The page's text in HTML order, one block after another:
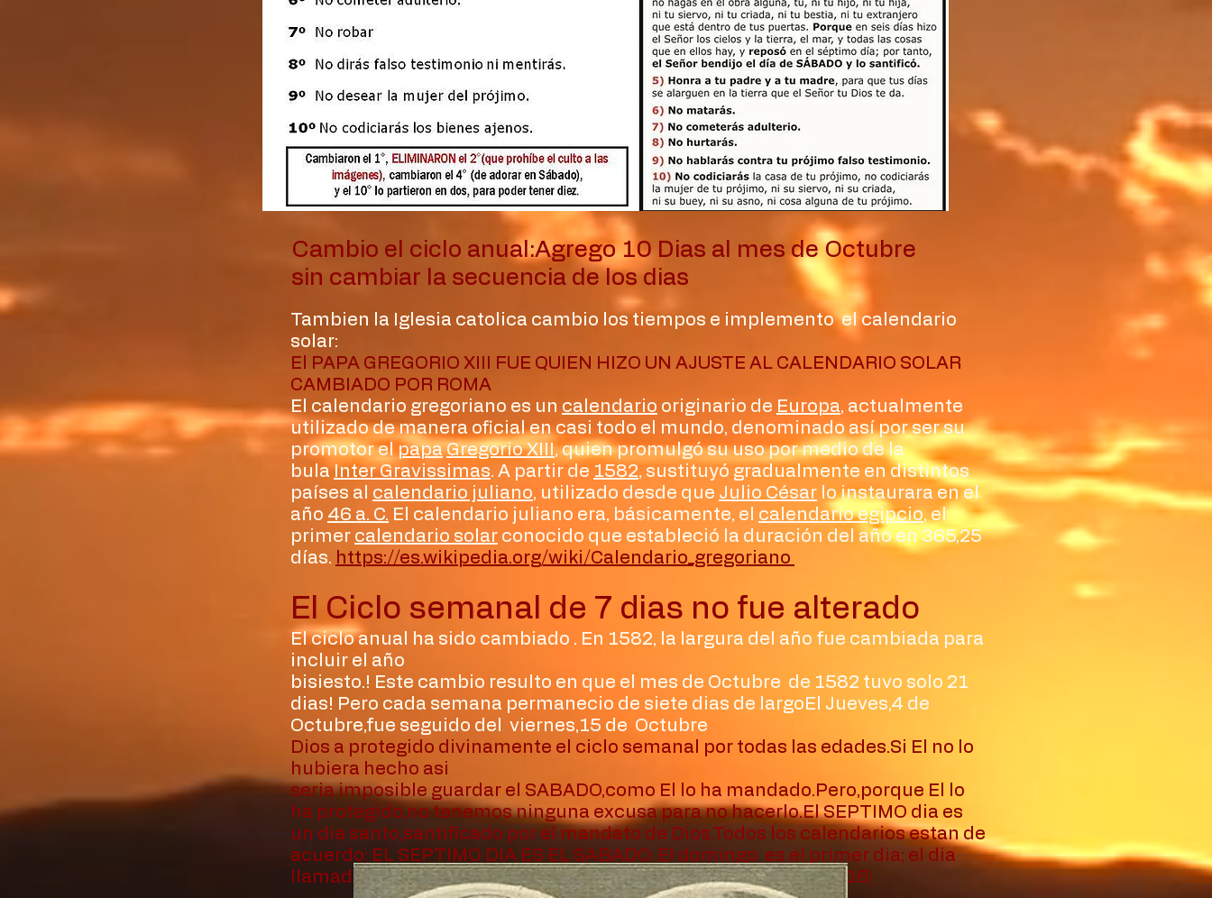
Cambio el ciclo anual:Agrego 10 Dias al mes de Octubre
sin cambiar la secuencia de los dias
Tambien la Iglesia catolica cambio los tiempos e implemento el calendario
solar:
El PAPA GREGORIO XIII FUE QUIEN HIZO UN AJUSTE AL CALENDARIO SOLAR
CAMBIADO POR ROMA
El calendario gregoriano es un calendario originario de Europa, actualmente
utilizado de manera oficial en casi todo el mundo, denominado así por ser su
promotor el papa Gregorio XIII , quien promulgó su uso por medio de la
bulaInter Gravissimas. A partir de 1582, sustituyó gradualmente en distintos
países al calendario juliano, utilizado desde que Julio César lo instaurara en el
año 46 a. C. El calendario juliano era, básicamente, el calendario egipcio, el
primer calendario solar conocido que estableció la duración del año en 365,25
días. https://es.wikipedia.org/wiki/Calendario_gregoriano
El Ciclo semanal de 7 dias no fue alterado
El ciclo anual ha sido cambiado . En 1582, la largura del año fue cambiada para
incluir el año
bisiesto.! Este cambio resulto en que el mes de Octubre de 1582 tuvo solo 21
dias! Pero cada semana permanecio de siete dias de largoEl Jueves,4 de
Octubre,fue seguido del viernes,15 de Octubre
Dios a protegido divinamente el ciclo semanal por todas las edades.Si El no lo
hubiera hecho asi
seria imposible guardar el SABADO,como El lo ha mandado.Pero,porque El lo
ha protegido,no tenemos ninguna excusa para no hacerlo.El SEPTIMO dia es
un dia santo,santificado por el mandato de Dios.Todos los calendarios estan de
acuerdo: EL SEPTIMO DIA ES EL SABADO. El domingo es el primer dia; el dia
llamado "saturday" en ingles es el SABADO. cita de C.S 543( 2016)